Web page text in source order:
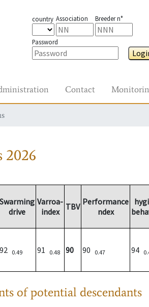
country Association Breeder n°
Password
Contact
2026
Swarming
drive
Varroa-
index
TBV Performance
ndex
92 0.49 91 0.48 90 90 0.47 94
of potential descendants